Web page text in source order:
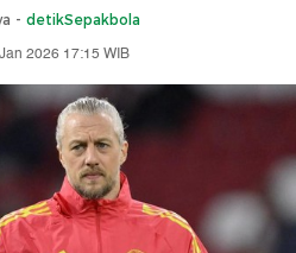
- detikSepakbola
2026 17:15 WIB